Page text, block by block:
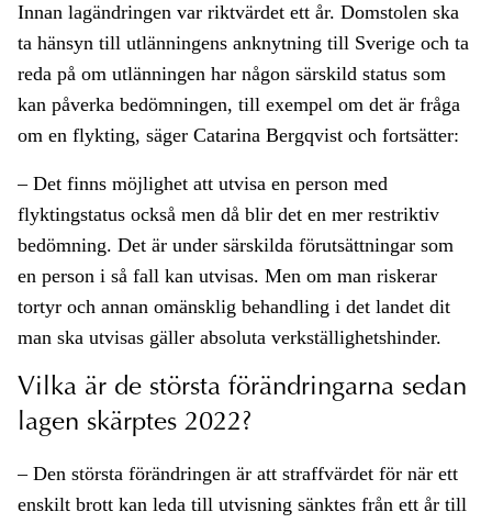
Innan lagändringen var riktvärdet ett år. Domstolen ska
ta hänsyn till utlänningens anknytning till Sverige och ta
reda på om utlänningen har någon särskild status som
kan påverka bedömningen, till exempel om det är fråga
om en flykting, säger Catarina Bergqvist och fortsätter:
– Det finns möjlighet att utvisa en person med
flyktingstatus också men då blir det en mer restriktiv
bedömning. Det är under särskilda förutsättningar som
en person i så fall kan utvisas. Men om man riskerar
tortyr och annan omänsklig behandling i det landet dit
man ska utvisas gäller absoluta verkställighetshinder.
Vilka är de största förändringarna sedan
lagen skärptes 2022?
– Den största förändringen är att straffvärdet för när ett
enskilt brott kan leda till utvisning sänktes från ett år till